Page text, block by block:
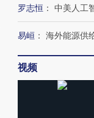
罗志恒 ： 中美人工
易峘 ： 海外能源供
视频